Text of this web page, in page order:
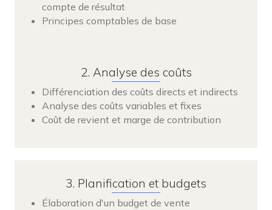
compte de résultat
Principes comptables de base
2. Analyse des coûts
Différenciation des coûts directs et indirects
Analyse des coûts variables et fixes
Coût de revient et marge de contribution
3. Planification et budgets
Élaboration d'un budget de vente